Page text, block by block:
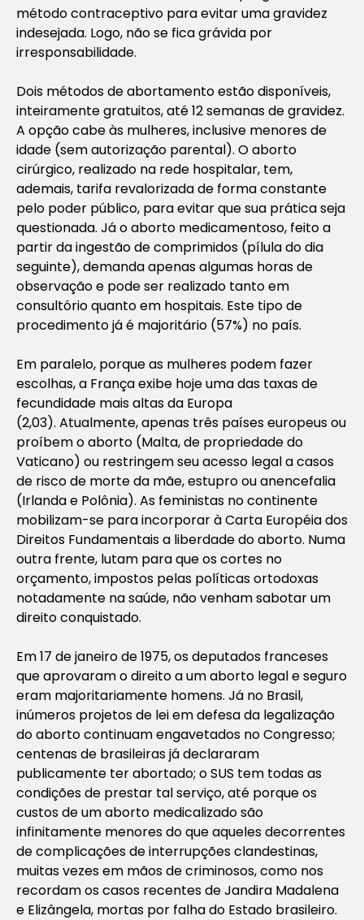
método contraceptivo para evitar uma gravidez
indesejada. Logo, não se fica grávida por
irresponsabilidade.
Dois métodos de abortamento estão disponíveis,
inteiramente gratuitos, até 12 semanas de gravidez.
A opção cabe às mulheres, inclusive menores de
idade (sem autorização parental). O aborto
cirúrgico, realizado na rede hospitalar, tem,
ademais, tarifa revalorizada de forma constante
pelo poder público, para evitar que sua prática seja
questionada. Já o aborto medicamentoso, feito a
partir da ingestão de comprimidos (pílula do dia
seguinte), demanda apenas algumas horas de
observação e pode ser realizado tanto em
consultório quanto em hospitais. Este tipo de
procedimento já é majoritário (57%) no país.
Em paralelo, porque as mulheres podem fazer
escolhas, a França exibe hoje uma das taxas de
fecundidade mais altas da Europa
(2,03). Atualmente, apenas três países europeus ou
proíbem o aborto (Malta, de propriedade do
Vaticano) ou restringem seu acesso legal a casos
de risco de morte da mãe, estupro ou anencefalia
(Irlanda e Polônia). As feministas no continente
mobilizam-se para incorporar à Carta Européia dos
Direitos Fundamentais a liberdade do aborto. Numa
outra frente, lutam para que os cortes no
orçamento, impostos pelas políticas ortodoxas
notadamente na saúde, não venham sabotar um
direito conquistado.
Em 17 de janeiro de 1975, os deputados franceses
que aprovaram o direito a um aborto legal e seguro
eram majoritariamente homens. Já no Brasil,
inúmeros projetos de lei em defesa da legalização
do aborto continuam engavetados no Congresso;
centenas de brasileiras já declararam
publicamente ter abortado; o SUS tem todas as
condições de prestar tal serviço, até porque os
custos de um aborto medicalizado são
infinitamente menores do que aqueles decorrentes
de complicações de interrupções clandestinas,
muitas vezes em mãos de criminosos, como nos
recordam os casos recentes de Jandira Madalena
e Elizângela, mortas por falha do Estado brasileiro.